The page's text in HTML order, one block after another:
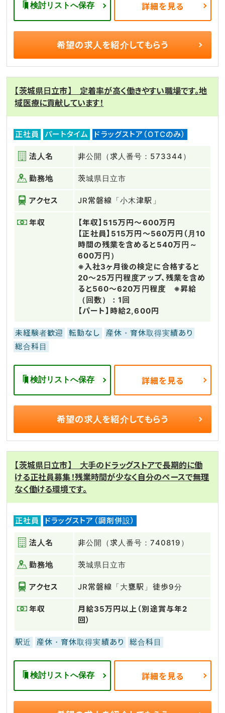
検討リストへ保存 詳細を見る
希望の求人を紹介してもらう
【茨城県日立市】 定着率が高く働きやすい職場です。地
域医療に貢献しています！
正社員 パートタイム ドラッグストア（OTCのみ）
法人名 非公開（求人番号：573344）
勤務地 茨城県日立市
アクセス JR常磐線「小木津駅」
年収
【年収】515万円～600万円
【正社員】515万円～560万円（月10
時間の残業を含めると540万円～
600万円）
※入社3ヶ月後の検定に合格すると
20～25万円程度アップ、残業を含め
ると560～620万円程度 ※昇給
（回数）：1回
【パート】時給2,600円
未経験者歓迎 転勤なし
産休・育休取得実績あり
総合科目
検討リストへ保存 詳細を見る
希望の求人を紹介してもらう
【茨城県日立市】 大手のドラッグストアで長期的に働
ける正社員募集！残業時間が少なく自分のペースで無理
なく働ける環境です。
正社員 ドラッグストア（調剤併設）
法人名 非公開（求人番号：740819）
勤務地 茨城県日立市
アクセス JR常磐線「大甕駅」徒歩9分
年収
月給35万円以上（別途賞与年2
回）
駅近 産休・育休取得実績あり 総合科目
検討リストへ保存 詳細を見る